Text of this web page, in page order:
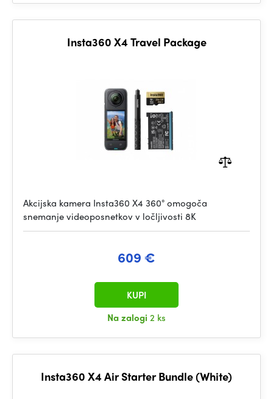
Insta360 X4 Travel Package
Akcijska kamera Insta360 X4 360° omogoča
snemanje videoposnetkov v ločljivosti 8K
609 €
Na zalogi 2 ks
KUPI
Insta360 X4 Air Starter Bundle (White)